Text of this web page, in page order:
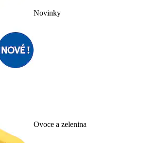
Novinky
Ovoce a zelenina